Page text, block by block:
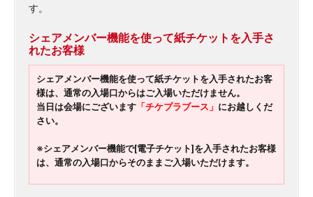
す。
シェアメンバー機能を使って紙チケットを入手さ
れたお客様
シェアメンバー機能を使って紙チケットを入手されたお客
様は、通常の入場口からはご入場いただけません。
当日は会場にございます 「チケプラブース」 にお越しくだ
さい。
※シェアメンバー機能で[電子チケット]を入手されたお客様
は、通常の入場口からそのままご入場いただけます。